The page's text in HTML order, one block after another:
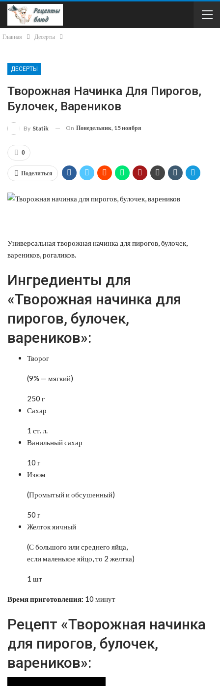
Главная Десерты
ДЕСЕРТЫ
Творожная Начинка Для Пирогов,
Булочек, Вареников
By Statik On Понедельник, 15 ноября
0
Поделиться
Универсальная творожная начинка для пирогов, булочек,
вареников, рогаликов.
Ингредиенты для
«Творожная начинка для
пирогов, булочек,
вареников»:
Творог
(9% — мягкий)
250 г
Сахар
1 ст. л.
Ванильный сахар
10 г
Изюм
(Промытый и обсушенный)
50 г
Желток яичный
(С большого или среднего яйца,
если маленькое яйцо, то 2 желтка)
1 шт
Время приготовления: 10 минут
Рецепт «Творожная начинка
для пирогов, булочек,
вареников»: